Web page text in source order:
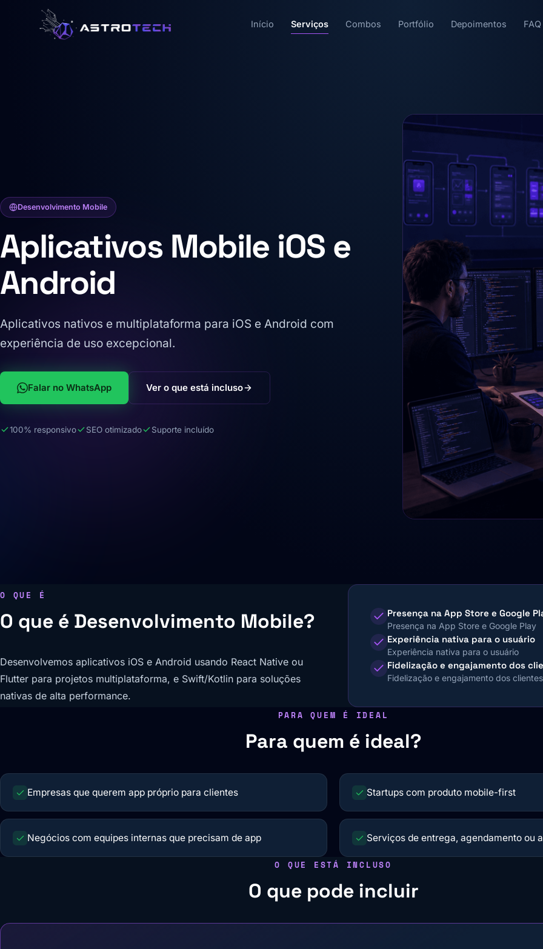
Início Serviços Combos Portfólio Depoimentos FAQ
Desenvolvimento Mobile
Aplicativos Mobile iOS e
Android
Aplicativos nativos e multiplataforma para iOS e Android com
experiência de uso excepcional.
Falar no WhatsApp Ver o que está incluso
100% responsivo SEO otimizado Suporte incluído
O QUE É
O que é Desenvolvimento Mobile?
Desenvolvemos aplicativos iOS e Android usando React Native ou
Flutter para projetos multiplataforma, e Swift/Kotlin para soluções
nativas de alta performance.
Presença na App Store e Google
Presença na App Store e Google Play
Experiência nativa para o usuário
Experiência nativa para o usuário
Fidelização e engajamento dos
Fidelização e engajamento dos clientes
PARA QUEM É IDEAL
Para quem é ideal?
Empresas que querem app próprio para clientes Startups com produto mobile-first
Negócios com equipes internas que precisam de app Serviços de entrega, agendamento ou
O QUE ESTÁ INCLUSO
O que pode incluir